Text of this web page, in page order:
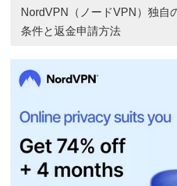
NordVPN（ノードVPN）独自
条件と返金申請方法